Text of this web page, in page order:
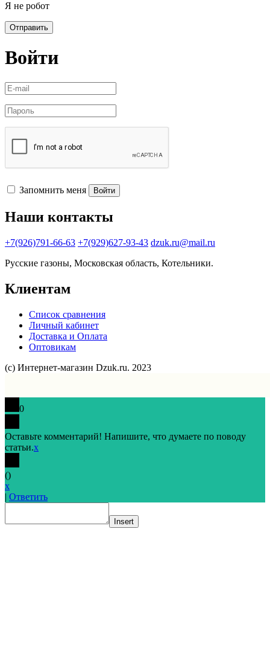
Я не робот
Отправить
Войти
Запомнить меня Войти
Наши контакты
+7(926)791-66-63 +7(929)627-93-43 dzuk.ru@mail.ru
Русские газоны, Московская область, Котельники.
Клиентам
Список сравнения
Личный кабинет
Доставка и Оплата
Оптовикам
(с) Интернет-магазин Dzuk.ru. 2023
0
Оставьте комментарий! Напишите, что думаете по поводу
статьи.x
()
x
| Ответить
Insert